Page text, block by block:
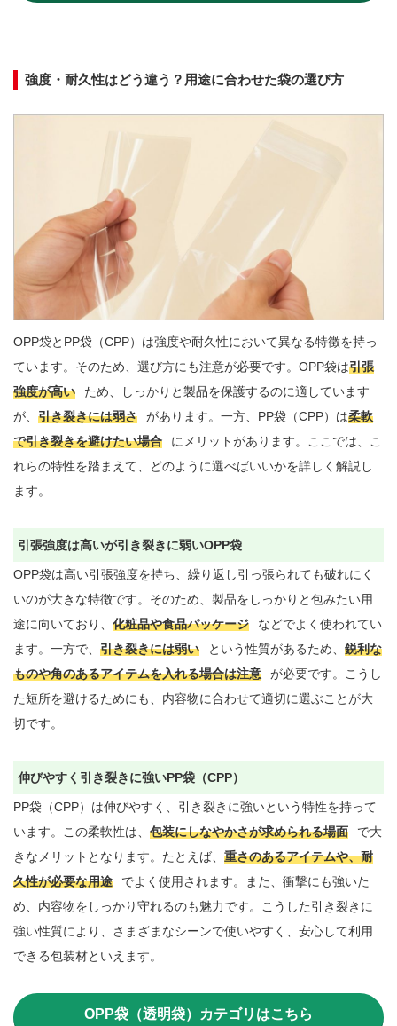
強度・耐久性はどう違う？用途に合わせた袋の選び方
OPP袋とPP袋（CPP）は強度や耐久性において異なる特徴を持っ
ています。そのため、選び方にも注意が必要です。OPP袋は引張
強度が高い
ため、しっかりと製品を保護するのに適しています
が、 引き裂きには弱さ があります。一方、PP袋（CPP）は柔軟
で引き裂きを避けたい場合
にメリットがあります。ここでは、こ
れらの特性を踏まえて、どのように選べばいいかを詳しく解説し
ます。
引張強度は高いが引き裂きに弱いOPP袋
OPP袋は高い引張強度を持ち、繰り返し引っ張られても破れにく
いのが大きな特徴です。そのため、製品をしっかりと包みたい用
途に向いており、 化粧品や食品パッケージ
などでよく使われてい
ます。一方で、 引き裂きには弱い という性質があるため、 鋭利な
ものや角のあるアイテムを入れる場合は注意
が必要です。こうし
た短所を避けるためにも、内容物に合わせて適切に選ぶことが大
切です。
伸びやすく引き裂きに強いPP袋（CPP）
PP袋（CPP）は伸びやすく、引き裂きに強いという特性を持って
います。この柔軟性は、 包装にしなやかさが求められる場面
で大
きなメリットとなります。たとえば、 重さのあるアイテムや、耐
久性が必要な用途
でよく使用されます。また、衝撃にも強いた
め、内容物をしっかり守れるのも魅力です。こうした引き裂きに
強い性質により、さまざまなシーンで使いやすく、安心して利用
できる包装材といえます。
OPP袋（透明袋）カテゴリはこちら